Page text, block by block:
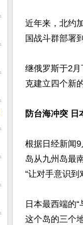
近年来，北约
国战斗群部署
继俄罗斯于2
克建立四个新
防台海冲突 日
根据日经新闻
岛从九州岛最
“让对手意识
日本最西端的
这个岛的三个